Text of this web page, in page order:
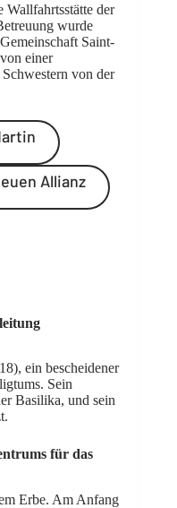
der
wurde
Gemeinschaft Saint-
einer
Schwestern von der
Allianz
ein bescheidener
Sein
Basilika, und sein
für das
Erbe. Am Anfang